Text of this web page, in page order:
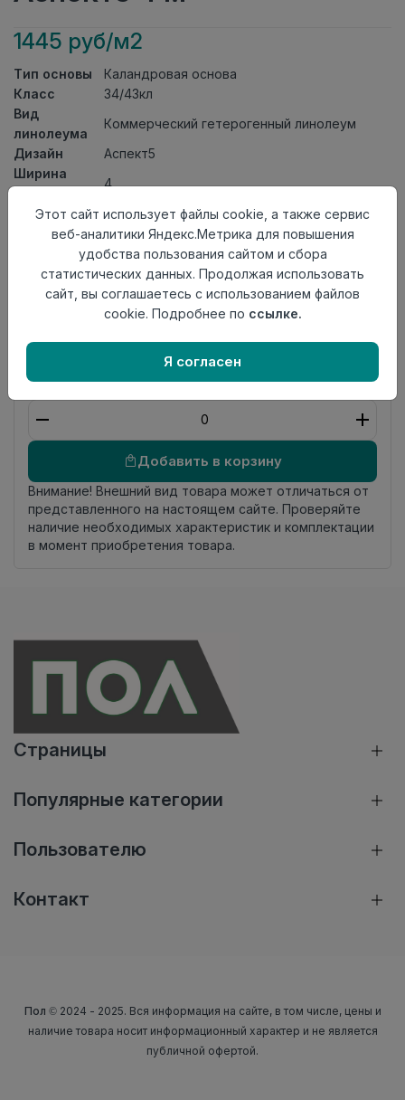
1445 руб/м2
Тип основы
Каландровая основа
Класс
34/43кл
Вид
линолеума
Коммерческий гетерогенный линолеум
Дизайн
Аспект5
Ширина
4
Общая
толщина
2мм
защитного
слоя
0,70мм
АктуальностьАктуален
происхождения
Россия
Осталось17.0 пог. м
Добавить в корзину
Внимание! Внешний вид товара может отличаться от
представленного на настоящем сайте. Проверяйте
наличие необходимых характеристик и комплектации
в момент приобретения товара.
Страницы
Популярные категории
Пользователю
Контакт
Пол © 2024 - 2025. Вся информация на сайте, в том числе, цены и
наличие товара носит информационный характер и не является
публичной офертой.
Этот сайт использует файлы cookie, а также сервис
веб-аналитики Яндекс.Метрика для повышения
удобства пользования сайтом и сбора
статистических данных. Продолжая использовать
сайт, вы соглашаетесь с использованием файлов
cookie. Подробнее по ссылке.
Я согласен